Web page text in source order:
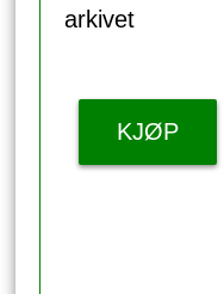
arkivet
KJØP